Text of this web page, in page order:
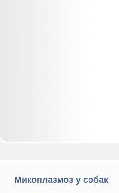
Микоплазмоз у собак